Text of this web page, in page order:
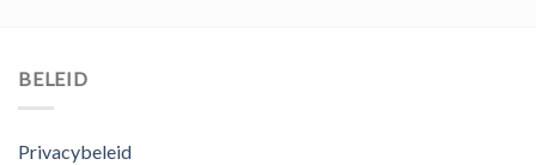
BELEID
Privacybeleid